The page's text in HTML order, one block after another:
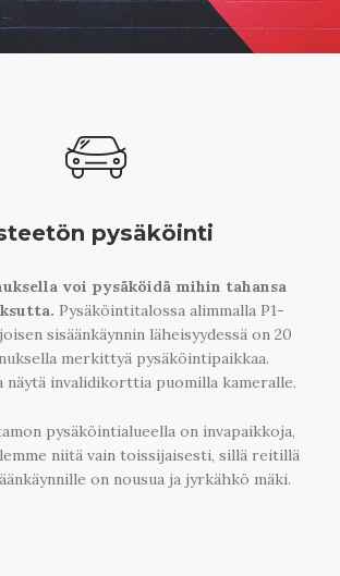
pysäköinti
voi pysäköidä mihin tahansa
Pysäköintitalossa alimmalla P1-
sisäänkäynnin läheisyydessä on 20
merkittyä pysäköintipaikkaa.
näytä invalidikorttia puomilla kameralle.
pysäköintialueella on invapaikkoja,
niitä vain toissijaisesti, sillä reitillä
on nousua ja jyrkähkö mäki.